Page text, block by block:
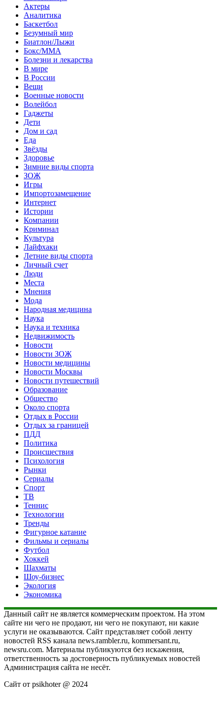
Актеры
Аналитика
Баскетбол
Безумный мир
Биатлон/Лыжи
Бокс/MMA
Болезни и лекарства
В мире
В России
Вещи
Военные новости
Волейбол
Гаджеты
Дети
Дом и сад
Еда
Звёзды
Здоровье
Зимние виды спорта
ЗОЖ
Игры
Импортозамещение
Интернет
Истории
Компании
Криминал
Культура
Лайфхаки
Летние виды спорта
Личный счет
Люди
Места
Мнения
Мода
Народная медицина
Наука
Наука и техника
Недвижимость
Новости
Новости ЗОЖ
Новости медицины
Новости Москвы
Новости путешествий
Образование
Общество
Около спорта
Отдых в России
Отдых за границей
ПДД
Политика
Происшествия
Психология
Рынки
Сериалы
Спорт
ТВ
Теннис
Технологии
Тренды
Фигурное катание
Фильмы и сериалы
Футбол
Хоккей
Шахматы
Шоу-бизнес
Экология
Экономика
Данный сайт не является коммерческим проектом. На этом
сайте ни чего не продают, ни чего не покупают, ни какие
услуги не оказываются. Сайт представляет собой ленту
новостей RSS канала news.rambler.ru, kommersant.ru,
newsru.com. Материалы публикуются без искажения,
ответственность за достоверность публикуемых новостей
Администрация сайта не несёт.
Сайт от psikhoter @ 2024